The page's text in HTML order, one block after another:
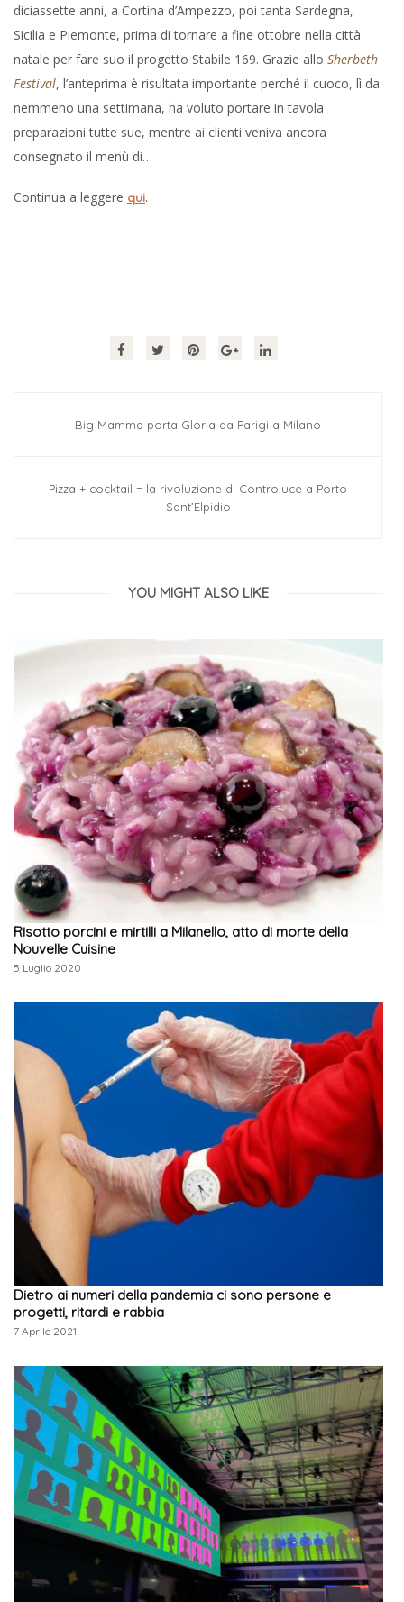
diciassette anni, a Cortina d’Ampezzo, poi tanta Sardegna,
Sicilia e Piemonte, prima di tornare a fine ottobre nella città
natale per fare suo il progetto Stabile 169. Grazie allo Sherbeth
Festival, l’anteprima è risultata importante perché il cuoco, lì da
nemmeno una settimana, ha voluto portare in tavola
preparazioni tutte sue, mentre ai clienti veniva ancora
consegnato il menù di…
Continua a leggere qui.
Big Mamma porta Gloria da Parigi a Milano
Pizza + cocktail = la rivoluzione di Controluce a Porto
Sant’Elpidio
YOU MIGHT ALSO LIKE
Risotto porcini e mirtilli a Milanello, atto di morte della
Nouvelle Cuisine
5 Luglio 2020
Dietro ai numeri della pandemia ci sono persone e
progetti, ritardi e rabbia
7 Aprile 2021